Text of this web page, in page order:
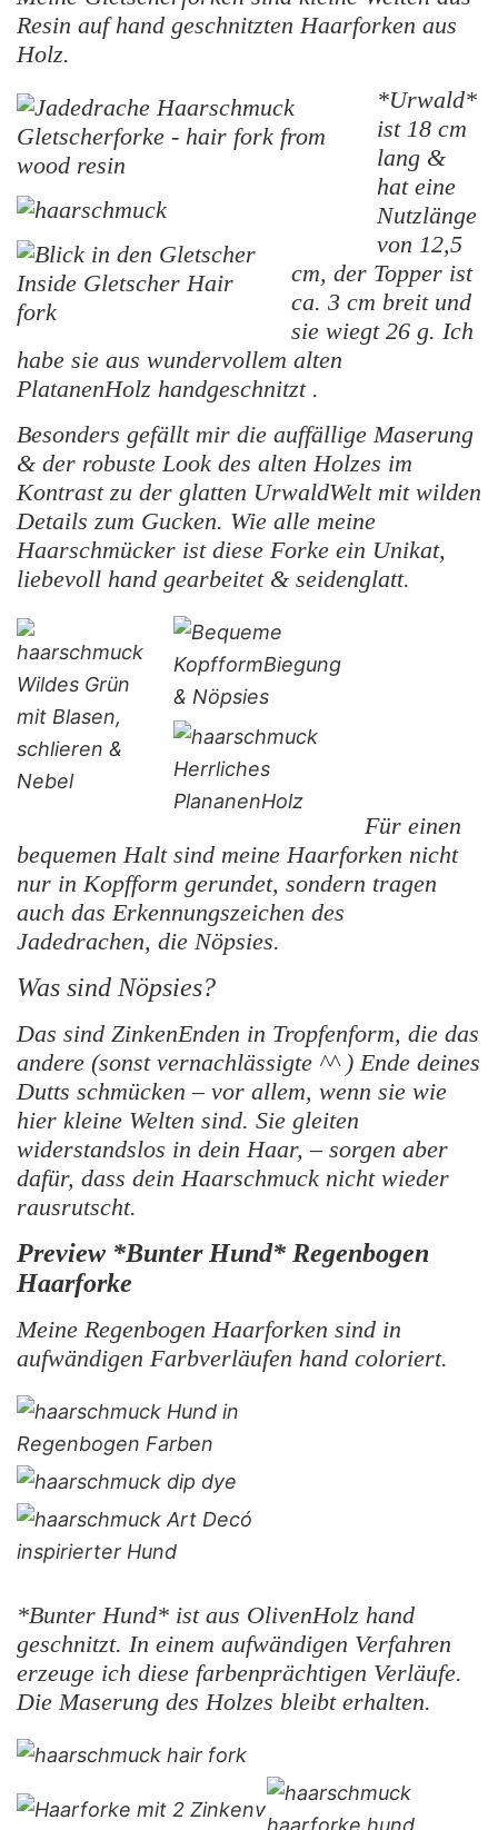
Resin auf hand geschnitzten Haarforken aus
Holz.
*Urwald*
ist 18 cm
lang &
hat eine
Nutzlänge
von 12,5
cm, der Topper ist
ca. 3 cm breit und
sie wiegt 26 g. Ich
habe sie aus wundervollem alten
PlatanenHolz handgeschnitzt .
Besonders gefällt mir die auffällige Maserung
& der robuste Look des alten Holzes im
Kontrast zu der glatten UrwaldWelt mit wilden
Details zum Gucken. Wie alle meine
Haarschmücker ist diese Forke ein Unikat,
liebevoll hand gearbeitet & seidenglatt.
Für einen
bequemen Halt sind meine Haarforken nicht
nur in Kopfform gerundet, sondern tragen
auch das Erkennungszeichen des
Jadedrachen, die Nöpsies.
Was sind Nöpsies?
Das sind ZinkenEnden in Tropfenform, die das
andere (sonst vernachlässigte ^^ ) Ende deines
Dutts schmücken – vor allem, wenn sie wie
hier kleine Welten sind. Sie gleiten
widerstandslos in dein Haar, – sorgen aber
dafür, dass dein Haarschmuck nicht wieder
rausrutscht.
Preview *Bunter Hund* Regenbogen
Haarforke
Meine Regenbogen Haarforken sind in
aufwändigen Farbverläufen hand coloriert.
*Bunter Hund* ist aus OlivenHolz hand
geschnitzt. In einem aufwändigen Verfahren
erzeuge ich diese farbenprächtigen Verläufe.
Die Maserung des Holzes bleibt erhalten.